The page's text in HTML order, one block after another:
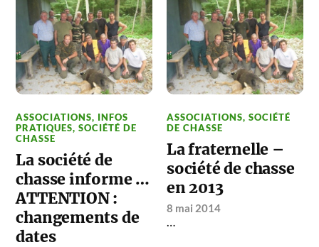
ASSOCIATIONS, INFOS
PRATIQUES,SOCIÉTÉ DE
CHASSE
La société de
chasse informe …
ATTENTION :
changements de
dates
ASSOCIATIONS,SOCIÉTÉ
DE CHASSE
La fraternelle –
société de chasse
en 2013
8 mai 2014
…